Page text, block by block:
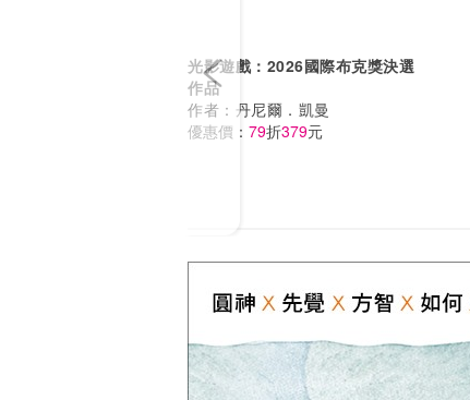
光影遊戲：2026國際布克獎決選
作品
作者： 丹尼爾．凱曼
優惠價： 79折379元